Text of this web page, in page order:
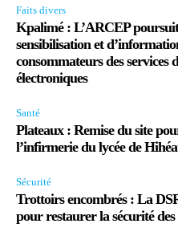
Faits divers
Kpalimé : L’ARCEP
sensibilisation et
consommateurs des services
électroniques
Santé
Plateaux : Remise du site
l’infirmerie du lycée de
Sécurité
Trottoirs encombrés : La
pour restaurer la sécurité des